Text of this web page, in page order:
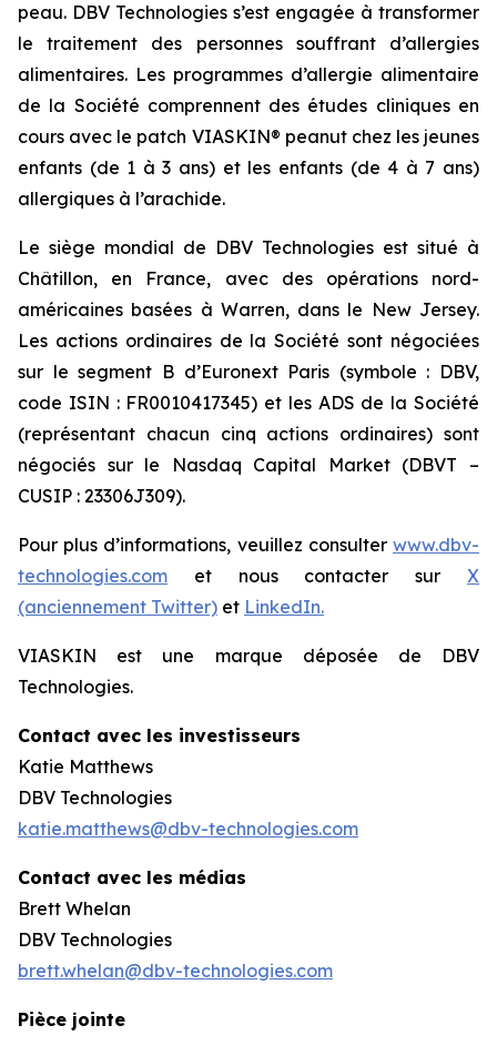
peau. DBV Technologies s’est engagée à transformer
le traitement des personnes souffrant d’allergies
alimentaires. Les programmes d’allergie alimentaire
de la Société comprennent des études cliniques en
cours avec le patch VIASKIN® peanut chez les jeunes
enfants (de 1 à 3 ans) et les enfants (de 4 à 7 ans)
allergiques à l’arachide.
Le siège mondial de DBV Technologies est situé à
Châtillon, en France, avec des opérations nord-
américaines basées à Warren, dans le New Jersey.
Les actions ordinaires de la Société sont négociées
sur le segment B d’Euronext Paris (symbole : DBV,
code ISIN : FR0010417345) et les ADS de la Société
(représentant chacun cinq actions ordinaires) sont
négociés sur le Nasdaq Capital Market (DBVT –
CUSIP : 23306J309).
Pour plus d’informations, veuillez consulter www.dbv-
technologies.com et nous contacter sur X
(anciennement Twitter) et LinkedIn.
VIASKIN est une marque déposée de DBV
Technologies.
Contact avec les investisseurs
Katie Matthews
DBV Technologies
katie.matthews@dbv-technologies.com
Contact avec les médias
Brett Whelan
DBV Technologies
brett.whelan@dbv-technologies.com
Pièce jointe